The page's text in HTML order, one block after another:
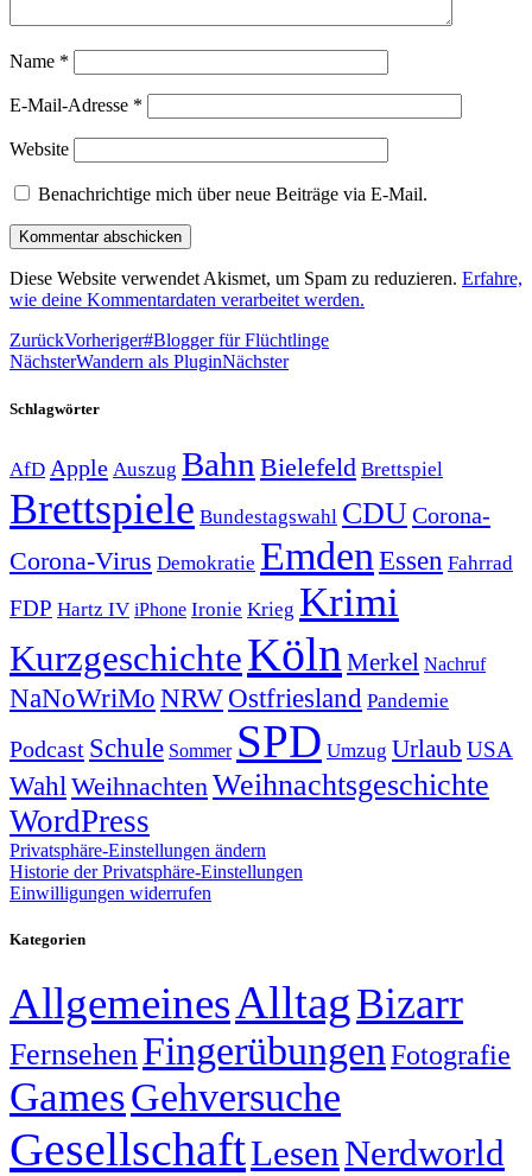
Name *
E-Mail-Adresse *
Website
Benachrichtige mich über neue Beiträge via E-Mail.
Diese Website verwendet Akismet, um Spam zu reduzieren. Erfahre,
wie deine Kommentardaten verarbeitet werden.
ZurückVorheriger#Blogger für Flüchtlinge
NächsterWandern als PluginNächster
Schlagwörter
AfD Apple Auszug Bahn Bielefeld Brettspiel
Brettspiele Bundestagswahl CDUCorona-
Corona-Virus Demokratie Emden Essen Fahrrad
FDP Hartz IV iPhone Ironie Krieg Krimi
KurzgeschichteKöln Merkel Nachruf
NaNoWriMo NRWOstfriesland Pandemie
Podcast Schule Sommer SPD Umzug Urlaub USA
Wahl Weihnachten Weihnachtsgeschichte
WordPress
Privatsphäre-Einstellungen ändern
Historie der Privatsphäre-Einstellungen
Einwilligungen widerrufen
Kategorien
AllgemeinesAlltagBizarr
FernsehenFingerübungen Fotografie
GamesGehversuche
GesellschaftLesenNerdworld